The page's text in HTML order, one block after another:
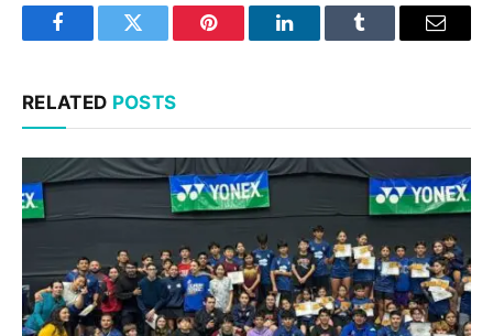
FacebookTwitter Pinterest LinkedInTumblr Email
RELATED POSTS